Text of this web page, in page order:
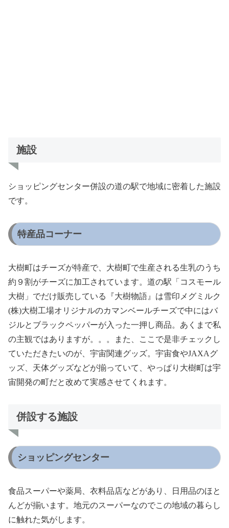
施設
ショッピングセンター併設の道の駅で地域に密着した施設
です。
特産品コーナー
大樹町はチーズが特産で、大樹町で生産される生乳のうち
約９割がチーズに加工されています。道の駅「コスモール
大樹」でだけ販売している『大樹物語』は雪印メグミルク
(株)大樹工場オリジナルのカマンベールチーズで中にはバ
ジルとブラックペッパーが入った一押し商品。あくまで私
の主観ではありますが。。。また、ここで是非チェックし
ていただきたいのが、宇宙関連グッズ。宇宙食やJAXAグ
ッズ、天体グッズなどが揃っていて、やっぱり大樹町は宇
宙開発の町だと改めて実感させてくれます。
併設する施設
ショッピングセンター
食品スーパーや薬局、衣料品店などがあり、日用品のほと
んどが揃います。地元のスーパーなのでこの地域の暮らし
に触れた気がします。